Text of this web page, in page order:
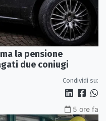
la pensione
due coniugi
Condividi su:
5 ore fa